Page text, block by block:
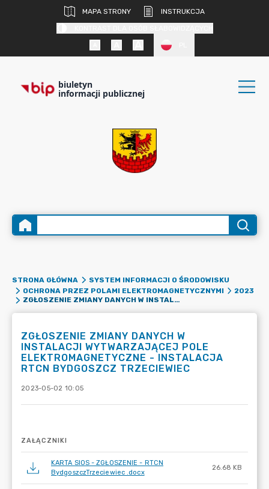
MAPA STRONY
INSTRUKCJA
biuletyn
informacji publicznej
STRONA GŁÓWNA
SYSTEM INFORMACJI O ŚRODOWISKU
OCHRONA PRZEZ POLAMI ELEKTROMAGNETYCZNYMI
2023
ZGŁOSZENIE ZMIANY DANYCH W INSTALACJI WYTWARZAJĄCEJ POLE ELEKTROMAGNETYCZNE - INSTALACJA RTCN BYDGOSZCZ TRZECIEWIEC
ZGŁOSZENIE ZMIANY DANYCH W
INSTALACJI WYTWARZAJĄCEJ POLE
ELEKTROMAGNETYCZNE - INSTALACJA
RTCN BYDGOSZCZ TRZECIEWIEC
2023-05-02 10:05
ZAŁĄCZNIKI
KARTA SIOS - ZGŁOSZENIE - RTCN
BydgoszczTrzeciewiec .docx
26.68 KB